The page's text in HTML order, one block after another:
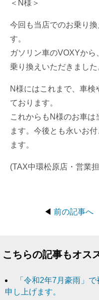
＜N様＞
今回も当店でのお乗り
す。
ガソリン車のVOXYか
乗り換えいただきました
N様にはこれまで、車
ております。
これからもN様のお車は
ます。今後とも永いお
ます。
(TAX中環松原店・営業
◀ 前の記事へ
こちらの記事もオス
「令和2年7月豪雨」
申し上げます。